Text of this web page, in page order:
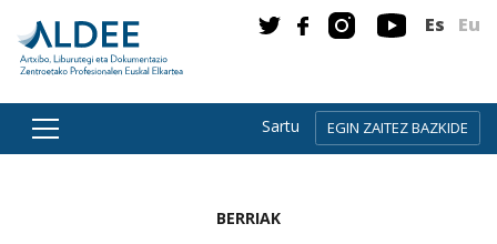
Es Eu
Sartu EGIN ZAITEZ BAZKIDE
BERRIAK